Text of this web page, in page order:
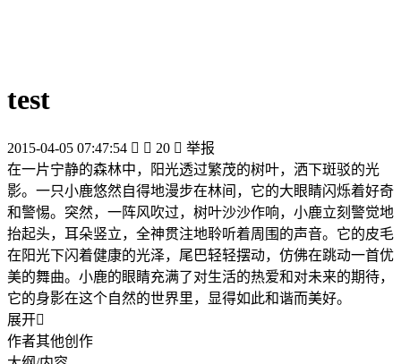
test
2015-04-05 07:47:54   20  举报
在一片宁静的森林中，阳光透过繁茂的树叶，洒下斑驳的光
影。一只小鹿悠然自得地漫步在林间，它的大眼睛闪烁着好奇
和警惕。突然，一阵风吹过，树叶沙沙作响，小鹿立刻警觉地
抬起头，耳朵竖立，全神贯注地聆听着周围的声音。它的皮毛
在阳光下闪着健康的光泽，尾巴轻轻摆动，仿佛在跳动一首优
美的舞曲。小鹿的眼睛充满了对生活的热爱和对未来的期待，
它的身影在这个自然的世界里，显得如此和谐而美好。
展开
作者其他创作